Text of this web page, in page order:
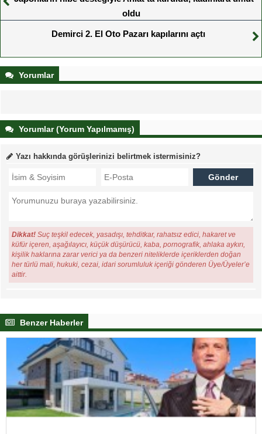
oldu
Demirci 2. El Oto Pazarı kapılarını açtı
Yorumlar
Yorumlar (Yorum Yapılmamış)
Yazı hakkında görüşlerinizi belirtmek istermisiniz?
Dikkat! Suç teşkil edecek, yasadışı, tehditkar, rahatsız edici, hakaret ve
küfür içeren, aşağılayıcı, küçük düşürücü, kaba, pornografik, ahlaka aykırı,
kişilik haklarına zarar verici ya da benzeri niteliklerde içeriklerden doğan
her türlü mali, hukuki, cezai, idari sorumluluk içeriği gönderen Üye/Üyeler’e
aittir.
Benzer Haberler